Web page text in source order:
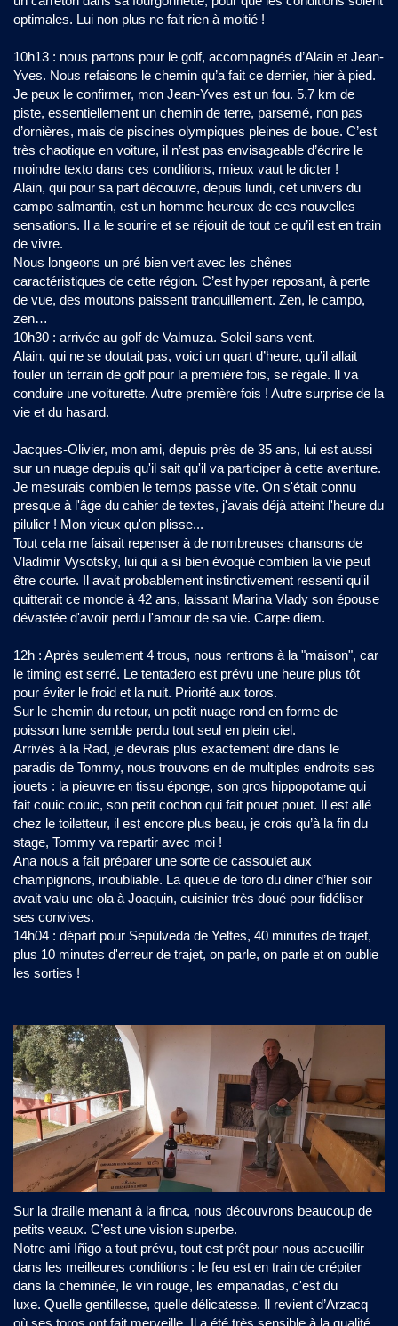
optimales. Lui non plus ne fait rien à moitié !
10h13 : nous partons pour le golf, accompagnés d’Alain et Jean-
Yves. Nous refaisons le chemin qu’a fait ce dernier, hier à pied.
Je peux le confirmer, mon Jean-Yves est un fou. 5.7 km de
piste, essentiellement un chemin de terre, parsemé, non pas
d’ornières, mais de piscines olympiques pleines de boue. C’est
très chaotique en voiture, il n’est pas envisageable d’écrire le
moindre texto dans ces conditions, mieux vaut le dicter !
Alain, qui pour sa part découvre, depuis lundi, cet univers du
campo salmantin, est un homme heureux de ces nouvelles
sensations. Il a le sourire et se réjouit de tout ce qu’il est en train
de vivre.
Nous longeons un pré bien vert avec les chênes
caractéristiques de cette région. C’est hyper reposant, à perte
de vue, des moutons paissent tranquillement. Zen, le campo,
zen…
10h30 : arrivée au golf de Valmuza. Soleil sans vent.
Alain, qui ne se doutait pas, voici un quart d’heure, qu’il allait
fouler un terrain de golf pour la première fois, se régale. Il va
conduire une voiturette. Autre première fois ! Autre surprise de la
vie et du hasard.
Jacques-Olivier, mon ami, depuis près de 35 ans, lui est aussi
sur un nuage depuis qu'il sait qu'il va participer à cette aventure.
Je mesurais combien le temps passe vite. On s'était connu
presque à l'âge du cahier de textes, j'avais déjà atteint l'heure du
pilulier ! Mon vieux qu'on plisse...
Tout cela me faisait repenser à de nombreuses chansons de
Vladimir Vysotsky, lui qui a si bien évoqué combien la vie peut
être courte. Il avait probablement instinctivement ressenti qu'il
quitterait ce monde à 42 ans, laissant Marina Vlady son épouse
dévastée d'avoir perdu l'amour de sa vie. Carpe diem.
12h : Après seulement 4 trous, nous rentrons à la "maison", car
le timing est serré. Le tentadero est prévu une heure plus tôt
pour éviter le froid et la nuit. Priorité aux toros.
Sur le chemin du retour, un petit nuage rond en forme de
poisson lune semble perdu tout seul en plein ciel.
Arrivés à la Rad, je devrais plus exactement dire dans le
paradis de Tommy, nous trouvons en de multiples endroits ses
jouets : la pieuvre en tissu éponge, son gros hippopotame qui
fait couic couic, son petit cochon qui fait pouet pouet. Il est allé
chez le toiletteur, il est encore plus beau, je crois qu’à la fin du
stage, Tommy va repartir avec moi !
Ana nous a fait préparer une sorte de cassoulet aux
champignons, inoubliable. La queue de toro du diner d’hier soir
avait valu une ola à Joaquin, cuisinier très doué pour fidéliser
ses convives.
14h04 : départ pour Sepúlveda de Yeltes, 40 minutes de trajet,
plus 10 minutes d'erreur de trajet, on parle, on parle et on oublie
les sorties !
Sur la draille menant à la finca, nous découvrons beaucoup de
petits veaux. C’est une vision superbe.
Notre ami Iñigo a tout prévu, tout est prêt pour nous accueillir
dans les meilleures conditions : le feu est en train de crépiter
dans la cheminée, le vin rouge, les empanadas, c'est du
luxe. Quelle gentillesse, quelle délicatesse. Il revient d’Arzacq